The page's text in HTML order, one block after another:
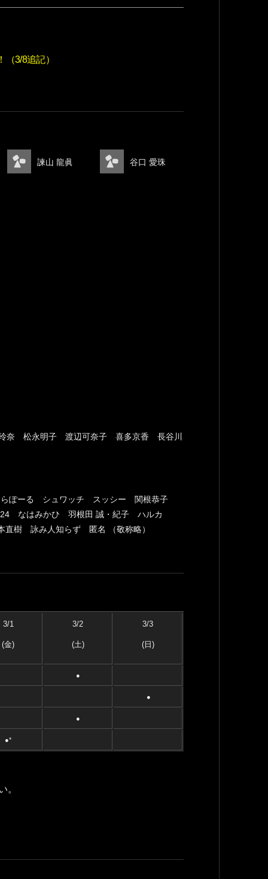
3/8追記）
諫山 龍眞 谷口 愛珠
奈 松永明子 渡辺可奈子 喜多京香 長谷川
ぽーる シュワッチ スッシー 関根恭子
なはみかひ 羽根田 誠・紀子 ハルカ
樹 詠み人知らず 匿名 （敬称略）
3/1
(金)
3/2
(土)
3/3
(日)
●
●
●
●*
。